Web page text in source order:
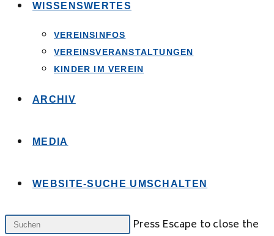
WISSENSWERTES
VEREINSINFOS
VEREINSVERANSTALTUNGEN
KINDER IM VEREIN
ARCHIV
MEDIA
WEBSITE-SUCHE UMSCHALTEN
Press Escape to close the